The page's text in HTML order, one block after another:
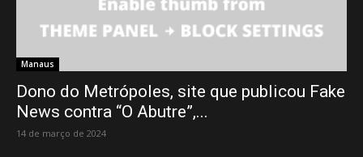
Manaus
Dono do Metrópoles, site que publicou Fake
News contra “O Abutre”,...
14 de março de 2024